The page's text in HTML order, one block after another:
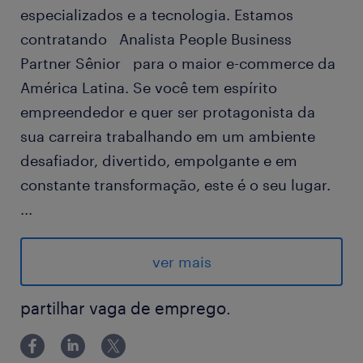
especializados e a tecnologia. Estamos
contratando Analista People Business
Partner Sênior para o maior e-commerce da
América Latina. Se você tem espírito
empreendedor e quer ser protagonista da
sua carreira trabalhando em um ambiente
desafiador, divertido, empolgante e em
constante transformação, este é o seu lugar.
...
Modelo de contrato: CLT Terceiro
(contratação feita pela Randstad)
Modalidade De trabalho: Híbrido (4x
presencial - 1x Remoto)
Horário de trabalho: Segunda a Sexta
das 08:00 às 17:48 com 1h de intervalo
ver mais
partilhar vaga de emprego.